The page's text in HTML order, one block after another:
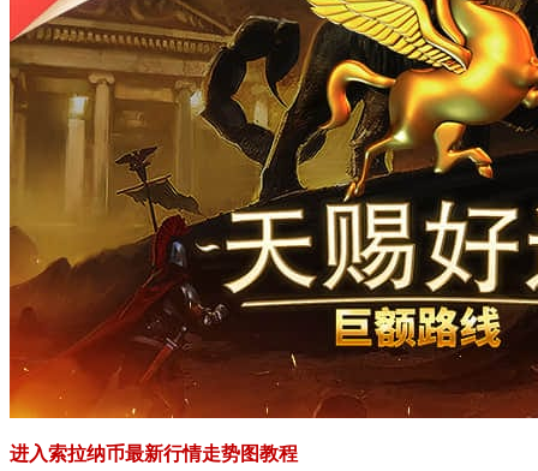
进入索拉纳币最新行情走势图教程